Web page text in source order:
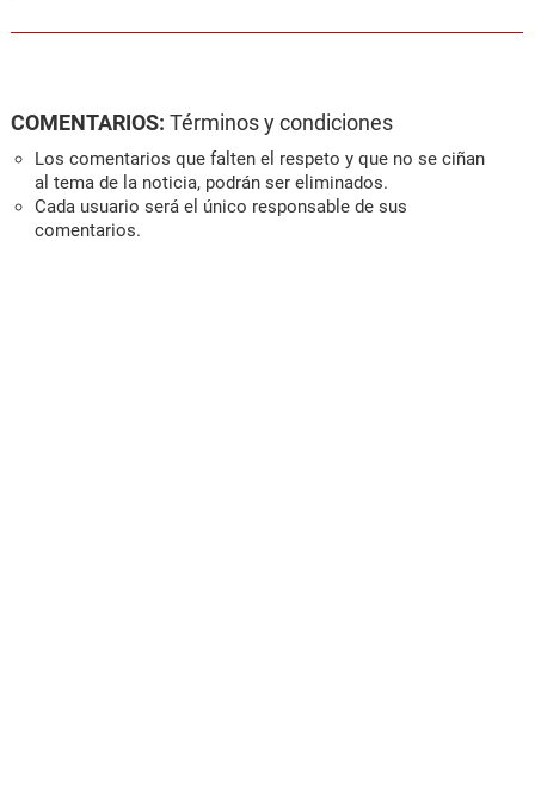
COMENTARIOS: Términos y condiciones
Los comentarios que falten el respeto y que no se ciñan
al tema de la noticia, podrán ser eliminados.
Cada usuario será el único responsable de sus
comentarios.